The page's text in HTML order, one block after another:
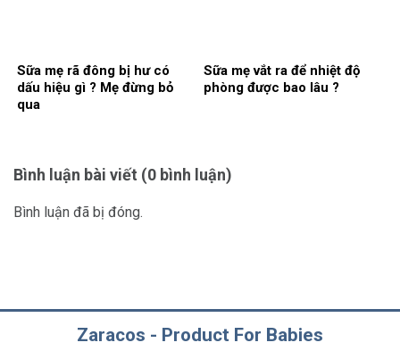
Sữa mẹ rã đông bị hư có
dấu hiệu gì ? Mẹ đừng bỏ
qua
Sữa mẹ vắt ra để nhiệt độ
phòng được bao lâu ?
Bình luận bài viết (0 bình luận)
Bình luận đã bị đóng.
Zaracos - Product For Babies